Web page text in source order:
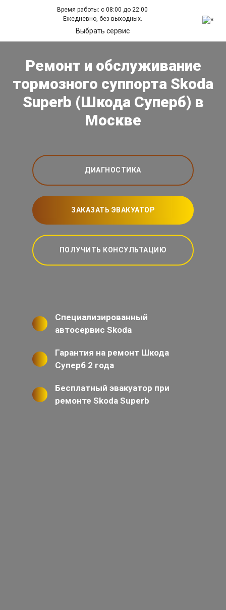
Время работы: с 08:00 до 22:00
Ежедневно, без выходных.
Выбрать сервис
Ремонт и обслуживание
тормозного суппорта Skoda
Superb (Шкода Суперб) в
Москве
ДИАГНОСТИКА
ЗАКАЗАТЬ ЭВАКУАТОР
ПОЛУЧИТЬ КОНСУЛЬТАЦИЮ
Специализированный
автосервис Skoda
Гарантия на ремонт Шкода
Суперб 2 года
Бесплатный эвакуатор при
ремонте Skoda Superb